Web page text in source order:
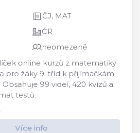
ČJ, MAT
ČR
neomezeně
online kurzů z matematiky
pro žáky 9. tříd k přijímačkám
Obsahuje 99 videí, 420 kvízů a
testů.
Více info